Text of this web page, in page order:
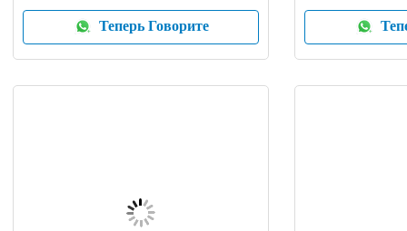
Теперь Говорите
тонн